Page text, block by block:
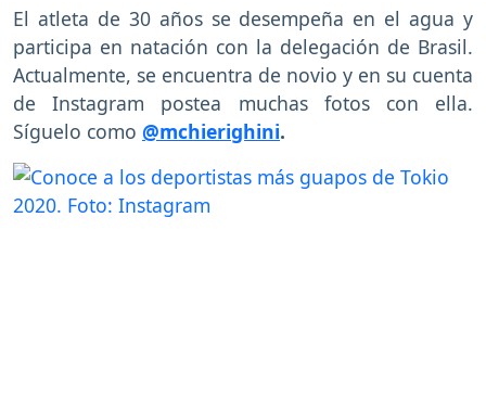
El atleta de 30 años se desempeña en el agua y
participa en natación con la delegación de Brasil.
Actualmente, se encuentra de novio y en su cuenta
de Instagram postea muchas fotos con ella.
Síguelo como @mchierighini.